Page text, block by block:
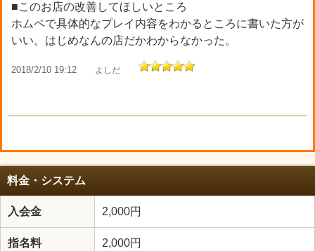
■このお店の改善してほしいところ
ホムペで具体的なプレイ内容をわかるところに書いた方が
いい。はじめなんの店だかわからなかった。
2018/2/10 19:12 よしだ
料金・システム
入会金 2,000円
指名料 2,000円